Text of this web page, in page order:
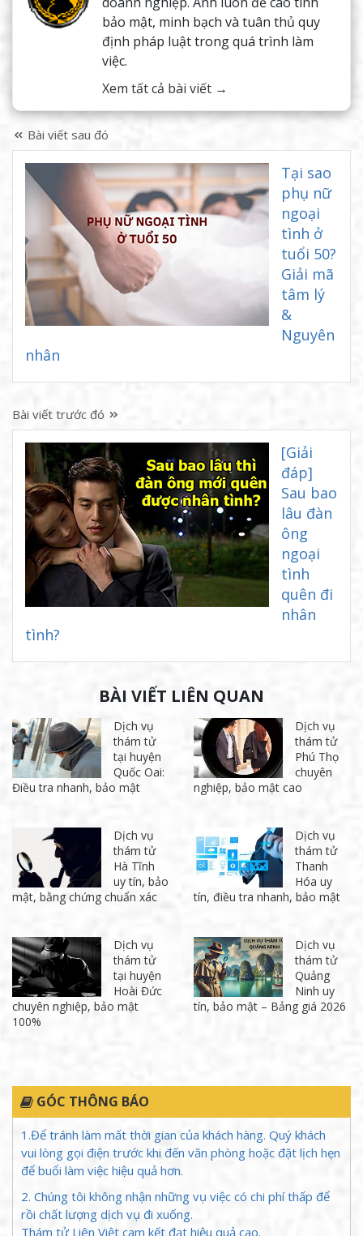
bảo mật, minh bạch và tuân thủ quy
định pháp luật trong quá trình làm
việc.
Xem tất cả bài viết →
Bài viết sau đó
Tại sao
phụ nữ
ngoại
tình ở
tuổi 50?
Giải mã
tâm lý
&
Nguyên
nhân
Bài viết trước đó
[Giải
đáp]
Sau bao
lâu đàn
ông
ngoại
tình
quên đi
nhân
tình?
BÀI VIẾT LIÊN QUAN
Dịch vụ
thám tử
tại huyện
Quốc Oai:
Điều tra nhanh, bảo mật
Dịch vụ
thám tử
Phú Thọ
chuyên
nghiệp, bảo mật cao
Dịch vụ
thám tử
Hà Tĩnh
uy tín, bảo
mật, bằng chứng chuẩn xác
Dịch vụ
thám tử
Thanh
Hóa uy
tín, điều tra nhanh, bảo mật
Dịch vụ
thám tử
tại huyện
Hoài Đức
chuyên nghiệp, bảo mật
100%
Dịch vụ
thám tử
Quảng
Ninh uy
tín, bảo mật – Bảng giá 2026
GÓC THÔNG BÁO
1.Để tránh làm mất thời gian của khách hàng. Quý khách
vui lòng gọi điện trước khi đến văn phòng hoặc đặt lịch hẹn
để buổi làm việc hiệu quả hơn.
2. Chúng tôi không nhận những vụ việc có chi phí thấp để
rồi chất lượng dịch vụ đi xuống.
Thám tử Liên Việt cam kết đạt hiệu quả cao.